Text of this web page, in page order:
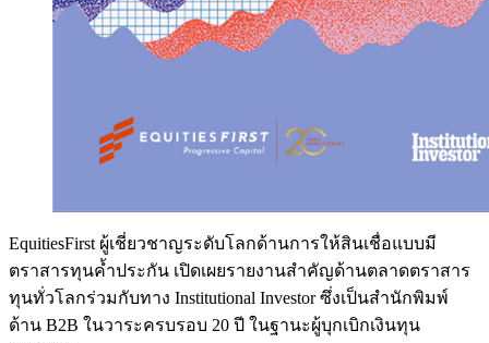
EquitiesFirst ผู้เชี่ยวชาญระดับโลกด้านการให้สินเชื่อแบบมี
ตราสารทุนค้ำประกัน เปิดเผยรายงานสำคัญด้านตลาดตราสาร
ทุนทั่วโลกร่วมกับทาง Institutional Investor ซึ่งเป็นสำนักพิมพ์
ด้าน B2B ในวาระครบรอบ 20 ปี ในฐานะผู้บุกเบิกเงินทุน